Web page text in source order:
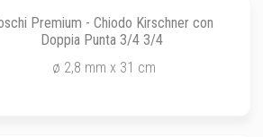
Premium - Chiodo Kirschner con
Doppia Punta 3/4 3/4
ø 2,8 mm x 31 cm